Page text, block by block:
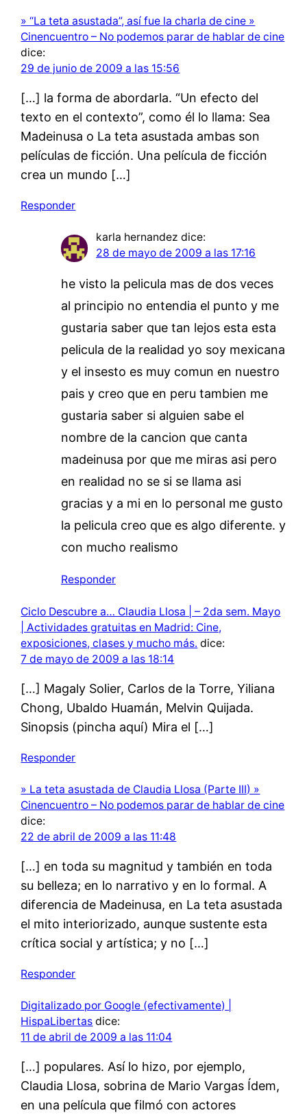
» “La teta asustada”, así fue la charla de cine »
Cinencuentro – No podemos parar de hablar de cine
dice:
29 de junio de 2009 a las 15:56
[…] la forma de abordarla. “Un efecto del
texto en el contexto”, como él lo llama: Sea
Madeinusa o La teta asustada ambas son
películas de ficción. Una película de ficción
crea un mundo […]
Responder
karla hernandez dice:
28 de mayo de 2009 a las 17:16
he visto la pelicula mas de dos veces
al principio no entendia el punto y me
gustaria saber que tan lejos esta esta
pelicula de la realidad yo soy mexicana
y el insesto es muy comun en nuestro
pais y creo que en peru tambien me
gustaria saber si alguien sabe el
nombre de la cancion que canta
madeinusa por que me miras asi pero
en realidad no se si se llama asi
gracias y a mi en lo personal me gusto
la pelicula creo que es algo diferente. y
con mucho realismo
Responder
Ciclo Descubre a… Claudia Llosa | – 2da sem. Mayo
| Actividades gratuitas en Madrid: Cine,
exposiciones, clases y mucho más. dice:
7 de mayo de 2009 a las 18:14
[…] Magaly Solier, Carlos de la Torre, Yiliana
Chong, Ubaldo Huamán, Melvin Quijada.
Sinopsis (pincha aquí) Mira el […]
Responder
» La teta asustada de Claudia Llosa (Parte III) »
Cinencuentro – No podemos parar de hablar de cine
dice:
22 de abril de 2009 a las 11:48
[…] en toda su magnitud y también en toda
su belleza; en lo narrativo y en lo formal. A
diferencia de Madeinusa, en La teta asustada
el mito interiorizado, aunque sustente esta
crítica social y artística; y no […]
Responder
Digitalizado por Google (efectivamente) |
HispaLibertas dice:
11 de abril de 2009 a las 11:04
[…] populares. Así lo hizo, por ejemplo,
Claudia Llosa, sobrina de Mario Vargas Ídem,
en una película que filmó con actores